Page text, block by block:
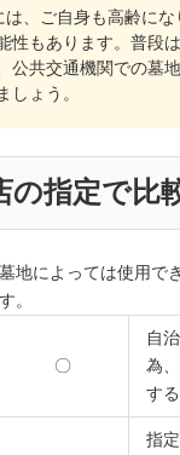
は、ご自身も高齢に
性もあります。普段
公共交通機関での墓
しょう。
の指定で比
地によっては使用で
。
〇
自
為
す
指